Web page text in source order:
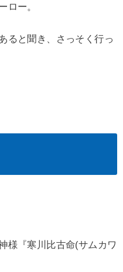
ロー。
ると聞き、さっそく行っ
様『寒川比古命(サムカワ